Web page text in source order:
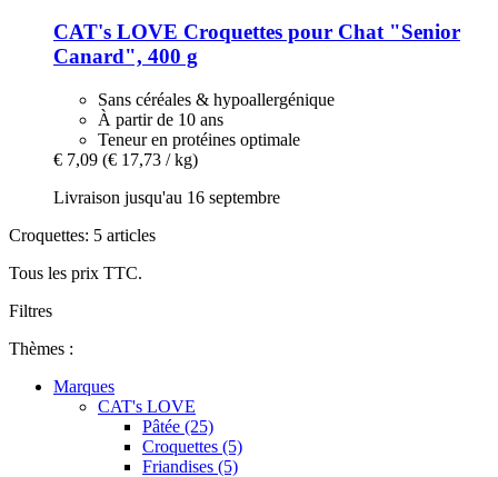
CAT's LOVE Croquettes pour Chat "Senior
Canard", 400 g
Sans céréales & hypoallergénique
À partir de 10 ans
Teneur en protéines optimale
€ 7,09 (€ 17,73 / kg)
Livraison jusqu'au 16 septembre
Croquettes: 5 articles
Tous les prix TTC.
Filtres
Thèmes :
Marques
CAT's LOVE
Pâtée (25)
Croquettes (5)
Friandises (5)